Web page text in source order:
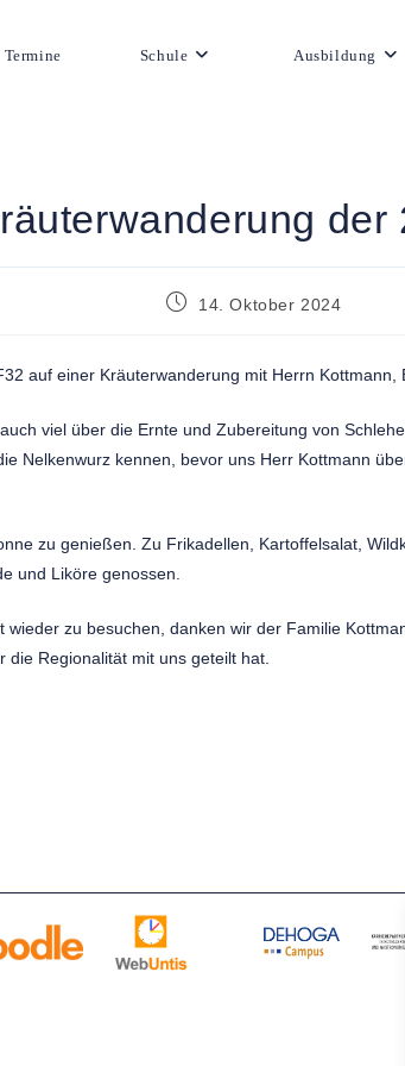
Termine Schule Ausbildung
der
14. Oktober 2024
auf einer Kräuterwanderung mit Herrn Kottmann,
viel über die Ernte und Zubereitung von
Nelkenwurz kennen, bevor uns Herr Kottmann
zu genießen. Zu Frikadellen, Kartoffelsalat,
und Liköre genossen.
zu besuchen, danken wir der Familie
Regionalität mit uns geteilt hat.
Partner: